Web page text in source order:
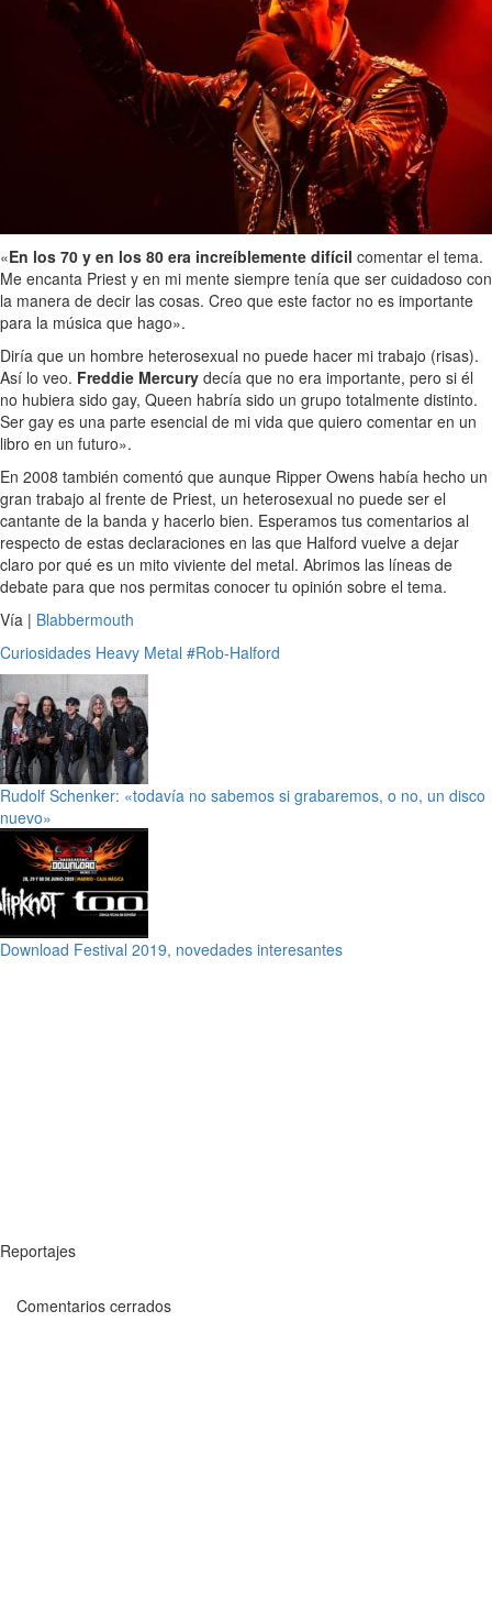
«En los 70 y en los 80 era increíblemente difícil comentar el tema.
Me encanta Priest y en mi mente siempre tenía que ser cuidadoso con
la manera de decir las cosas. Creo que este factor no es importante
para la música que hago».
Diría que un hombre heterosexual no puede hacer mi trabajo (risas).
Así lo veo. Freddie Mercury decía que no era importante, pero si él
no hubiera sido gay, Queen habría sido un grupo totalmente distinto.
Ser gay es una parte esencial de mi vida que quiero comentar en un
libro en un futuro».
En 2008 también comentó que aunque Ripper Owens había hecho un
gran trabajo al frente de Priest, un heterosexual no puede ser el
cantante de la banda y hacerlo bien. Esperamos tus comentarios al
respecto de estas declaraciones en las que Halford vuelve a dejar
claro por qué es un mito viviente del metal. Abrimos las líneas de
debate para que nos permitas conocer tu opinión sobre el tema.
Vía | Blabbermouth
Curiosidades Heavy Metal #Rob-Halford
Rudolf Schenker: «todavía no sabemos si grabaremos, o no, un disco
nuevo»
Download Festival 2019, novedades interesantes
Reportajes
Comentarios cerrados